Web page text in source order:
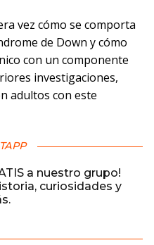
vez cómo se comporta
de Down y cómo
con un componente
investigaciones,
adultos con este
a nuestro grupo!
curiosidades y